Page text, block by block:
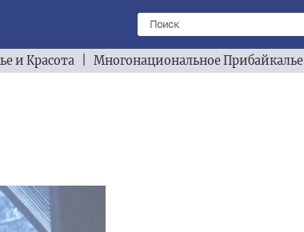
и Красота Многонациональное Прибайкалье